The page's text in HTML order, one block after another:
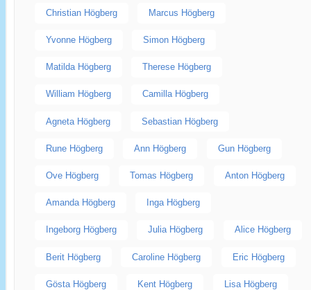
Christian Högberg Marcus Högberg
Yvonne Högberg Simon Högberg
Matilda Högberg Therese Högberg
William Högberg Camilla Högberg
Agneta Högberg Sebastian Högberg
Rune Högberg Ann Högberg Gun Högberg
Ove Högberg Tomas Högberg Anton Högberg
Amanda Högberg Inga Högberg
Ingeborg Högberg Julia Högberg Alice Högberg
Berit Högberg Caroline Högberg Eric Högberg
Gösta Högberg Kent Högberg Lisa Högberg